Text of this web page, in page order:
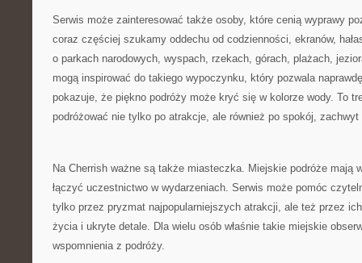
Serwis może zainteresować także osoby, które cenią wyprawy
coraz częściej szukamy oddechu od codzienności, ekranów,
o parkach narodowych, wyspach, rzekach, górach, plażach,
mogą inspirować do takiego wypoczynku, który pozwala
pokazuje, że piękno podróży może kryć się w kolorze wody. To
podróżować nie tylko po atrakcje, ale również po spokój,
Na Cherrish ważne są także miasteczka. Miejskie podróże mają
łączyć uczestnictwo w wydarzeniach. Serwis może pomóc
tylko przez pryzmat najpopularniejszych atrakcji, ale też przez
życia i ukryte detale. Dla wielu osób właśnie takie miejskie
wspomnienia z podróży.